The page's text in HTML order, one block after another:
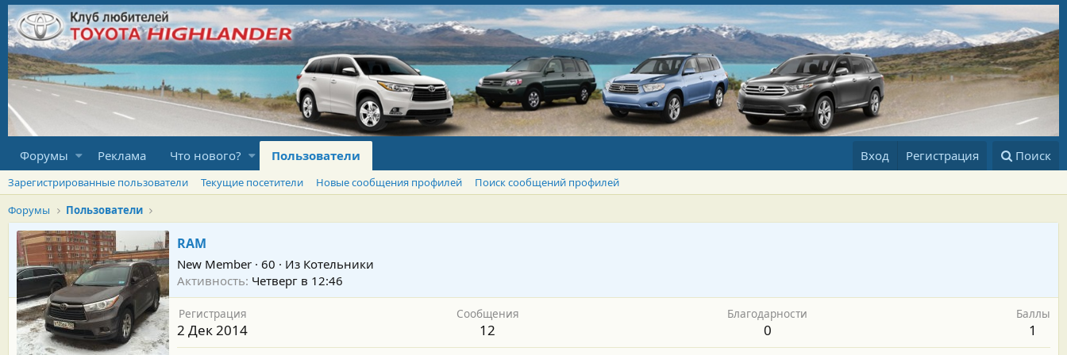
Форумы Реклама Что нового? Пользователи Вход Регистрация Поиск
Зарегистрированные пользователи Текущие посетители Новые сообщения профилей
Поиск сообщений профилей
Форумы
Пользователи
RAM
New Member · 60 · Из Котельники
Активность Четверг в 12:46
Регистрация
2 Дек 2014
Сообщения
12
Благодарности
0
Баллы
1